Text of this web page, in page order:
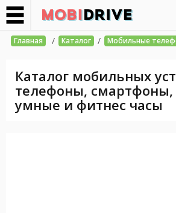
Главная / Каталог / Мобильные
Каталог мобильных
телефоны,
умные и фитнес часы